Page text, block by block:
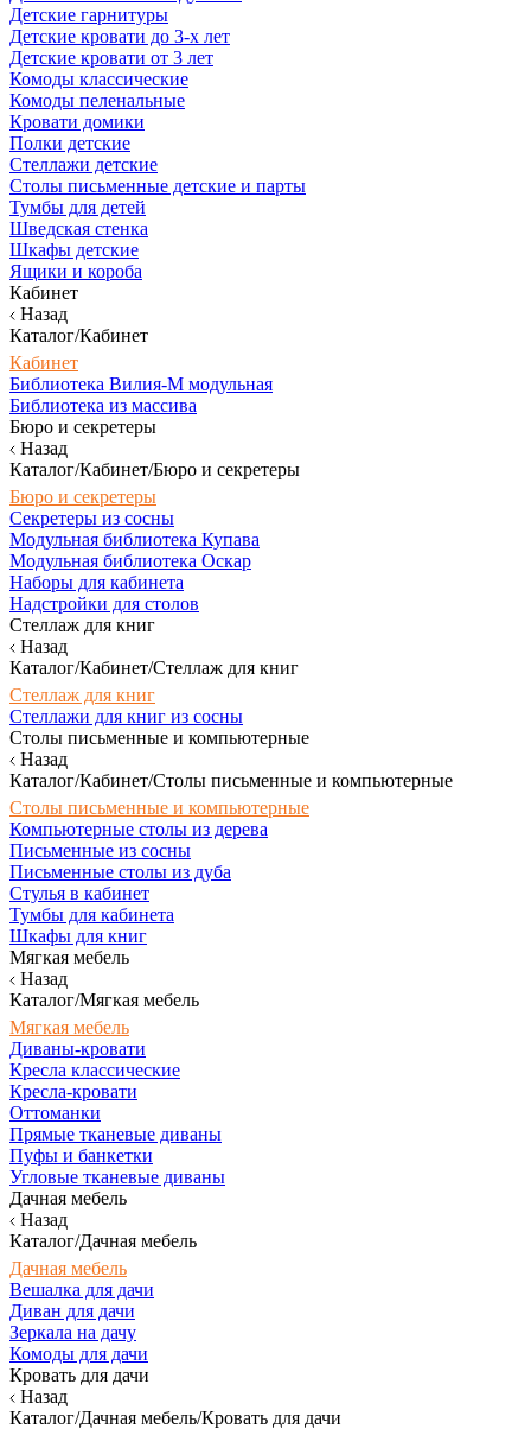
Детские гарнитуры
Детские кровати до 3-х лет
Детские кровати от 3 лет
Комоды классические
Комоды пеленальные
Кровати домики
Полки детские
Стеллажи детские
Столы письменные детские и парты
Тумбы для детей
Шведская стенка
Шкафы детские
Ящики и короба
Кабинет
Назад
Каталог/Кабинет
Кабинет
Библиотека Вилия-М модульная
Библиотека из массива
Бюро и секретеры
Назад
Каталог/Кабинет/Бюро и секретеры
Бюро и секретеры
Секретеры из сосны
Модульная библиотека Купава
Модульная библиотека Оскар
Наборы для кабинета
Надстройки для столов
Стеллаж для книг
Назад
Каталог/Кабинет/Стеллаж для книг
Стеллаж для книг
Стеллажи для книг из сосны
Столы письменные и компьютерные
Назад
Каталог/Кабинет/Столы письменные и компьютерные
Столы письменные и компьютерные
Компьютерные столы из дерева
Письменные из сосны
Письменные столы из дуба
Стулья в кабинет
Тумбы для кабинета
Шкафы для книг
Мягкая мебель
Назад
Каталог/Мягкая мебель
Мягкая мебель
Диваны-кровати
Кресла классические
Кресла-кровати
Оттоманки
Прямые тканевые диваны
Пуфы и банкетки
Угловые тканевые диваны
Дачная мебель
Назад
Каталог/Дачная мебель
Дачная мебель
Вешалка для дачи
Диван для дачи
Зеркала на дачу
Комоды для дачи
Кровать для дачи
Назад
Каталог/Дачная мебель/Кровать для дачи